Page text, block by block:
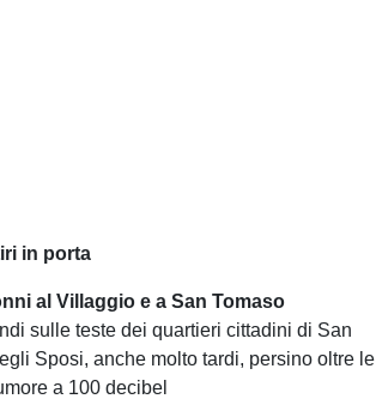
in porta
al Villaggio e a San Tomaso
sulle teste dei quartieri cittadini di San
Sposi, anche molto tardi, persino oltre le
a 100 decibel